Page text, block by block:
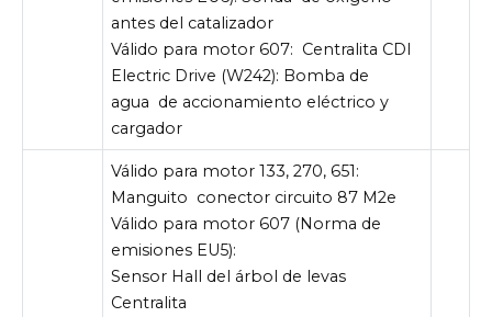
antes del catalizador
Válido para motor 607: Centralita CDI
Electric Drive (W242): Bomba de
agua de accionamiento eléctrico y
cargador
Válido para motor 133, 270, 651:
Manguito conector circuito 87 M2e
Válido para motor 607 (Norma de
emisiones EU5):
Sensor Hall del árbol de levas
Centralita